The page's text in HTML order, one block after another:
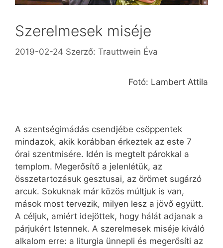
Szerelmesek miséje
2019-02-24 Szerző: Trauttwein Éva
Fotó: Lambert Attila
A szentségimádás csendjébe csöppentek
mindazok, akik korábban érkeztek az este 7
órai szentmisére. Idén is megtelt párokkal a
templom. Megerősítő a jelenlétük, az
összetartozásuk gesztusai, az örömet sugárzó
arcuk. Sokuknak már közös múltjuk is van,
mások most tervezik, milyen lesz a jövő együtt.
A céljuk, amiért idejöttek, hogy hálát adjanak a
párjukért Istennek. A szerelmesek miséje kiváló
alkalom erre: a liturgia ünnepli és megerősíti az